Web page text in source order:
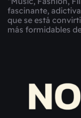
fascinante,
que se está
más formidables